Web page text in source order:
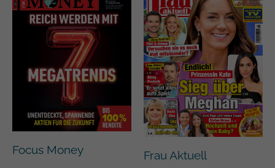
Focus Money Frau Aktuell